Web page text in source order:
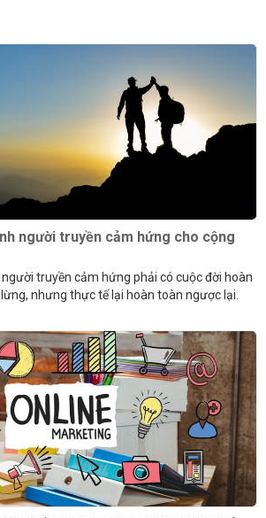
người truyền cảm hứng cho cộng
truyền cảm hứng phải có cuộc đời hoàn
nhưng thực tế lại hoàn toàn ngược lại.